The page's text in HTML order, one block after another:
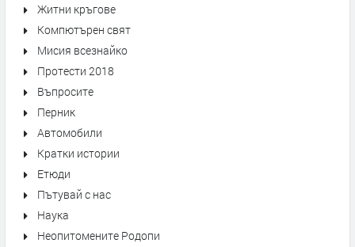
Житни кръгове
Компютърен свят
Мисия всезнайко
Протести 2018
Въпросите
Перник
Автомобили
Кратки истории
Етюди
Пътувай с нас
Наука
Неопитомените Родопи